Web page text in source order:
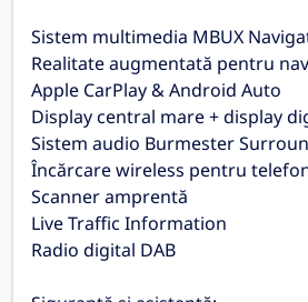
Sistem multimedia MBUX
Realitate augmentată pentru
Apple CarPlay & Android Auto
Display central mare + display
Sistem audio Burmester
Încărcare wireless pentru
Scanner amprentă
Live Traffic Information
Radio digital DAB